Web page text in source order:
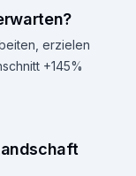
erzielen
+145%